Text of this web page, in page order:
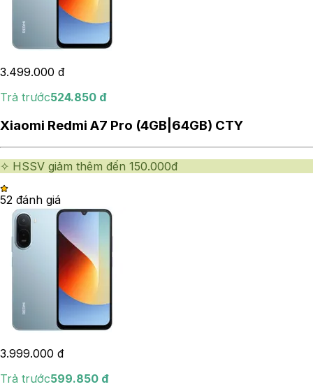
3.499.000 đ
Trả trước524.850 đ
Xiaomi Redmi A7 Pro (4GB|64GB) CTY
✧ HSSV giảm thêm đến 150.000đ
52 đánh giá
3.999.000 đ
Trả trước599.850 đ